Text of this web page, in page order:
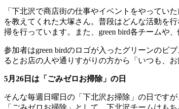
「下北沢で商店街の仕事やイベントをやってい
を教えてくれた大塚さん。普段はどんな活動を
掃を行っています。また、green bird各チームや
参加者はgreen birdのロゴが入ったグリーンのビ
るとお店の人や通りすがりの方から「いつも、
5月26日は「ごみゼロお掃除」の日
そんな毎週日曜日の「下北沢お掃除」の日です